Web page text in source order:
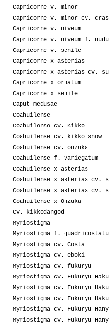
Capricorne v. minor
Capricorne v. minor cv.
Capricorne v. niveum
Capricorne v. niveum f.
Capricorne v. senile
Capricorne x asterias
Capricorne x asterias cv.
Capricorne x ornatum
Capricorne x senile
Caput-medusae
Coahuilense
Coahuilense cv. Kikko
Coahuilense cv. kikko snow
Coahuilense cv. onzuka
Coahuilense f. variegatum
Coahuilense x asterias
Coahuilense x asterias cv.
Coahuilense x asterias cv.
Coahuilense x Onzuka
Cv. kikkodangod
Myriostigma
Myriostigma f.
Myriostigma cv. Costa
Myriostigma cv. eboki
Myriostigma cv. fukuryu
Myriostigma cv. Fukuryu
Myriostigma cv. Fukuryu
Myriostigma cv. Fukuryu
Myriostigma cv. Fukuryu
Myriostigma cv. Fukuryu